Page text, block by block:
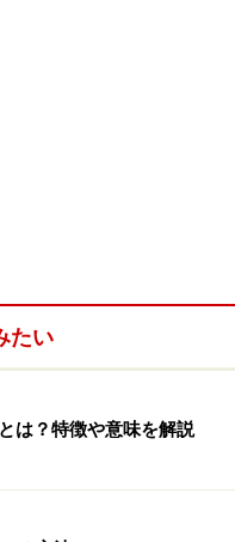
たい
は？特徴や意味を解説